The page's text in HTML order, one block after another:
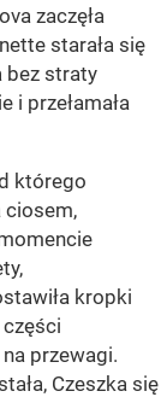
zaczęła
starała się
bez straty
i przełamała
którego
ciosem,
kropki
części
przewagi.
Czeszka się